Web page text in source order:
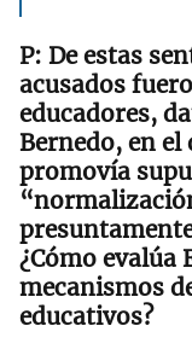
De estas
acusados
educadores,
Bernedo, en el
promovía
¿Cómo evalúa
mecanismos
educativos?